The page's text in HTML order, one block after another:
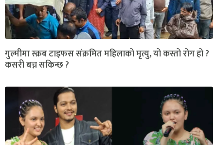
गुल्मीमा स्क्रब टाइफस संक्रमित महिलाको मृत्यु, यो कस्तो रोग हो ?
कसरी बच्न सकिन्छ ?